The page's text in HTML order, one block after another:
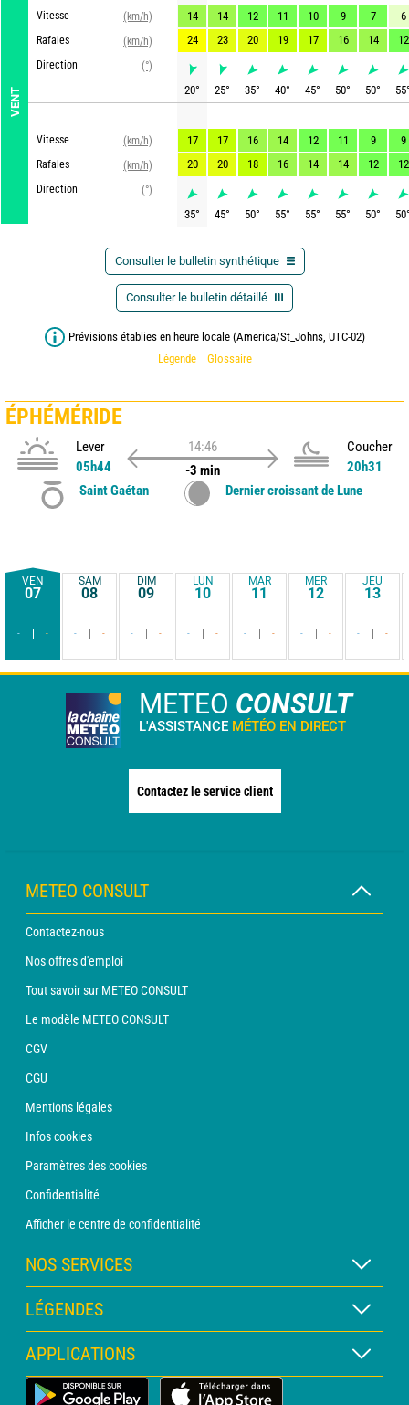
VENT
Vitesse
(km/h)
Rafales
(km/h)
Direction
(°)
Vitesse
(km/h)
Rafales
(km/h)
Direction
(°)
14 14 12 11 10 9 7
6
24
23 20 19 17 16 14 12
20° 25° 35° 40° 45° 50° 50° 55
17 17 16 14 12 11 9
9
20
20 18 16 14 14 12 12
35° 45° 50° 55° 55° 55° 50° 50
Consulter le bulletin synthétique
Consulter le bulletin détaillé
Prévisions établies en heure locale (America/St_Johns, UTC-02)
Légende
Glossaire
ÉPHÉMÉRIDE
Lever
05h44
14:46
-3 min
Coucher
20h31
Saint Gaétan
Dernier croissant de Lune
VEN
07
- -
SAM
08
- -
DIM
09
- -
LUN
10
- -
MAR
11
- -
MER
12
- -
JEU
13
- -
METEO CONSULT
L'ASSISTANCE MÉTÉO EN DIRECT
Contactez le service client
METEO CONSULT
Contactez-nous
Nos offres d'emploi
Tout savoir sur METEO CONSULT
Le modèle METEO CONSULT
CGV
CGU
Mentions légales
Infos cookies
Paramètres des cookies
Confidentialité
Afficher le centre de confidentialité
NOS SERVICES
Abonnement METEO Xpert
Abonnement METEO PRO
Consultation avec un prévisionniste
Bulletin PRO
LÉGENDES
Légende des cartes
Légende des pictogrammes
APPLICATIONS
Application Météo Terrestre